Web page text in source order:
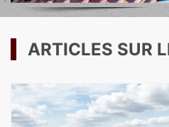
ARTICLES SUR